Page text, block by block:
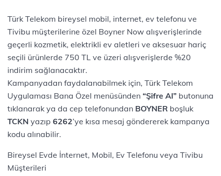
Türk Telekom bireysel mobil, internet, ev telefonu ve
Tivibu müşterilerine özel Boyner Now alışverişlerinde
geçerli kozmetik, elektrikli ev aletleri ve aksesuar hariç
seçili ürünlerde 750 TL ve üzeri alışverişlerde %20
indirim sağlanacaktır.
Kampanyadan faydalanabilmek için, Türk Telekom
Uygulaması Bana Özel menüsünden “Şifre Al” butonuna
tıklanarak ya da cep telefonundan BOYNER boşluk
TCKN yazıp 6262’ye kısa mesaj göndererek kampanya
kodu alınabilir.
Bireysel Evde İnternet, Mobil, Ev Telefonu veya Tivibu
Müşterileri